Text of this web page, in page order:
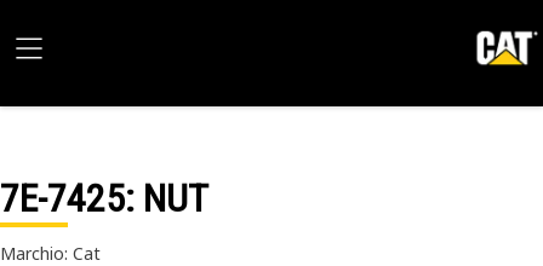
7E-7425: NUT
Marchio: Cat